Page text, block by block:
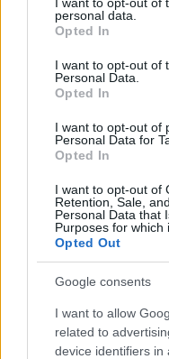
grant or deny consent
use your data for below
consent section.
personal data.
Opted In
I want to opt-out of
Personal Data.
Opted In
I want to opt-out of
Personal Data for
Opted In
I want to opt-out of
Retention, Sale,
Personal Data that
Purposes for which
Opted Out
Google consents
I want to allow
related to
device identifiers in
Olvastad már?